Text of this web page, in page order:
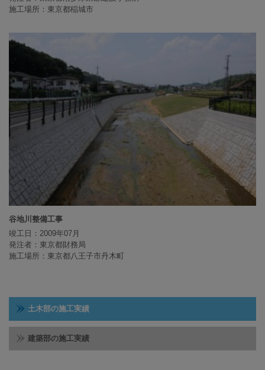
施工場所：東京都稲城市
谷地川整備工事
竣工日：2009年07月
発注者：東京都財務局
施工場所：東京都八王子市丹木町
土木部の施工実績
建築部の施工実績